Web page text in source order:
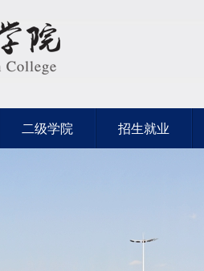
二级学院 招生就业